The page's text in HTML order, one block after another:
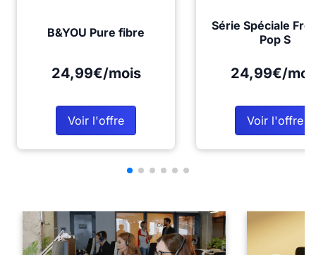
B&YOU Pure fibre
24,99€/mois
Voir l'offre
Série Spéciale
Pop S
24,99€/
Voir l'offre